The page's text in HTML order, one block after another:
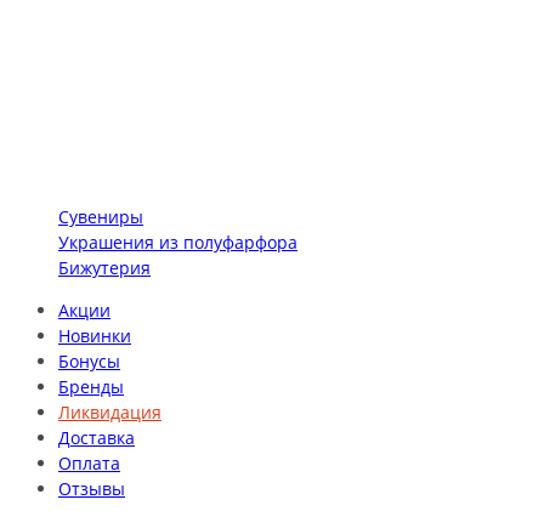
Сувениры
Украшения из полуфарфора
Бижутерия
Акции
Новинки
Бонусы
Бренды
Ликвидация
Доставка
Оплата
Отзывы